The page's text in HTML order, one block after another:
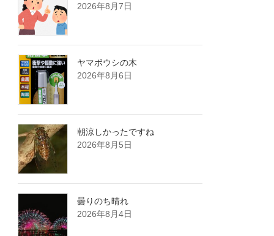
2026年8月7日
ヤマボウシの木
2026年8月6日
朝涼しかったですね
2026年8月5日
曇りのち晴れ
2026年8月4日